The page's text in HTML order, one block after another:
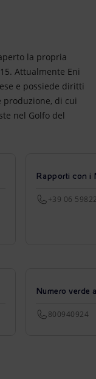
la propria
Attualmente Eni
e possiede diritti
di cui
nel Golfo del
Rapporti con i
+39 06
Numero verde
800940924